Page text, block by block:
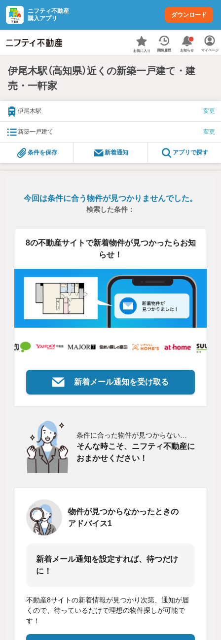
ニフティ不動産
購入アプリ
ダウンロード
お気に入り 閲覧履歴 お知らせ マイページ
伊尾木駅（高知県）近くの新築一戸建て・建
売・一軒家
伊尾木駅 変更
新築一戸建て 変更
条件を保存 新着通知 アプリで探す
今回は条件に合う物件が見つかりませんでした。
検索した条件：
8の不動産サイトで新着物件が見つかったらお知
らせ！
新着メール通知を受け取る
条件に合った物件が見つからない…
そんな時こそ、ニフティ不動産に
おまかせください！
物件が見つからなかったときの
アドバイス1
新着メール通知を設定すれば、待つだけ
に！
不動産8サイトの新着情報が見つかり次第、通知が届
くので、待っているだけで理想の物件探しが可能で
す！